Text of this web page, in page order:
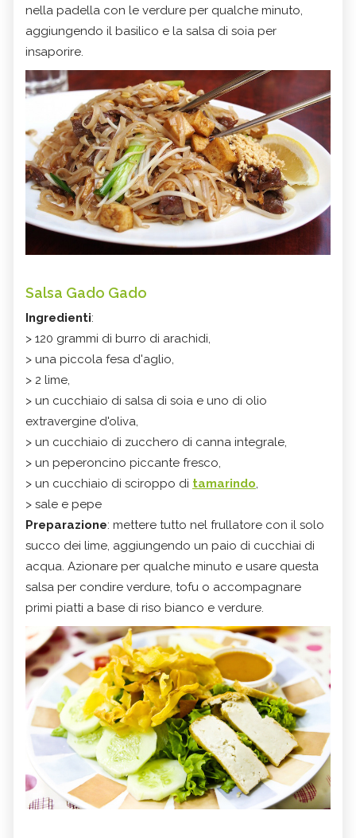
nella padella con le verdure per qualche minuto,
aggiungendo il basilico e la salsa di soia per
insaporire.
Salsa Gado Gado
Ingredienti:
> 120 grammi di burro di arachidi,
> una piccola fesa d'aglio,
> 2 lime,
> un cucchiaio di salsa di soia e uno di olio
extravergine d'oliva,
> un cucchiaio di zucchero di canna integrale,
> un peperoncino piccante fresco,
> un cucchiaio di sciroppo di tamarindo,
> sale e pepe
Preparazione: mettere tutto nel frullatore con il solo
succo dei lime, aggiungendo un paio di cucchiai di
acqua. Azionare per qualche minuto e usare questa
salsa per condire verdure, tofu o accompagnare
primi piatti a base di riso bianco e verdure.